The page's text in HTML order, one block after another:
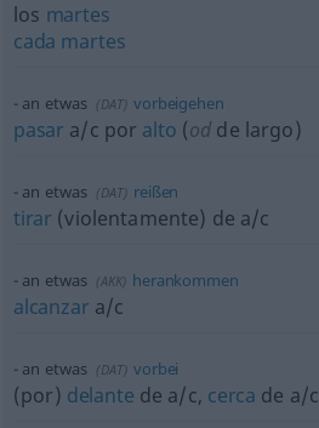
los martes
cada martes
an etwas (DAT) vorbeigehen
pasar a/c por alto (od de largo)
an etwas (DAT) reißen
tirar (violentamente) de a/c
an etwas (AKK) herankommen
alcanzar a/c
an etwas (DAT) vorbei
(por) delante de a/c, cerca de a/c